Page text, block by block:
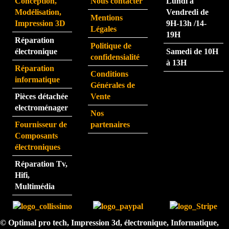
partic
ulière
ment
rapid
e.
eme
nt.
pers
onne
sitez
Modélisation,
Impression 3D
Réparation
électronique
Réparation
informatique
Pièces détachée
electroménager
Fournisseur de
Composants
électroniques
Réparation Tv,
Hifi,
Multimédia
Mentions
Légales
Politique de
confidensialité
Conditions
Générales de
Vente
Nos
partenaires
Vendredi de
9H-13h /14-
19H
Samedi de 10H
à 13H
© Optimal pro tech, Impression 3d, électronique, Informatique,